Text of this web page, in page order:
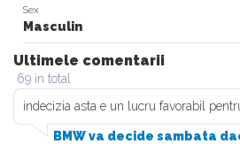
Sex
Masculin
Ultimele comentarii
69 in total
indecizia asta e un lucru favorabil
BMW va decide sambata